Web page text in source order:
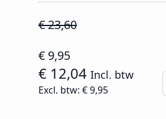
€ 23,60
€ 9,95
€ 12,04 Incl. btw
Excl. btw: € 9,95